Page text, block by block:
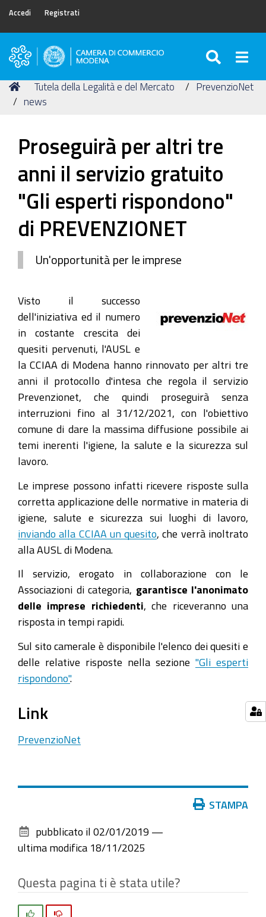
Accedi Registrati
Camera
Commercio
di
Tu
sei
Home
Tutela della Legalità e del Mercato
PrevenzioNet
news
Proseguirà per altri tre
anni il servizio gratuito
"Gli esperti rispondono"
di PREVENZIONET
Un'opportunità per le imprese
Visto il successo
dell'iniziativa ed il numero
in costante crescita dei
quesiti pervenuti, l'AUSL e
la CCIAA di Modena hanno rinnovato per altri tre
anni il protocollo d'intesa che regola il servizio
Prevenzionet, che quindi proseguirà senza
interruzioni fino al 31/12/2021, con l'obiettivo
comune di dare la massima diffusione possibile ai
temi inerenti l'igiene, la salute e la sicurezza sul
lavoro.
Le imprese possono infatti ricevere risposte sulla
corretta applicazione delle normative in materia di
igiene, salute e sicurezza sui luoghi di lavoro,
inviando alla CCIAA un quesito , che verrà inoltrato
alla AUSL di Modena.
Il servizio, erogato in collaborazione con le
Associazioni di categoria, garantisce l'anonimato
delle imprese richiedenti , che riceveranno una
risposta in tempi rapidi.
Sul sito camerale è disponibile l'elenco dei quesiti e
delle relative risposte nella sezione "Gli esperti
rispondono".
Link
PrevenzioNet
documento
STAMPA
pubblicato il 02/01/2019 —
ultima modifica 18/11/2025
Questa pagina ti è stata utile?